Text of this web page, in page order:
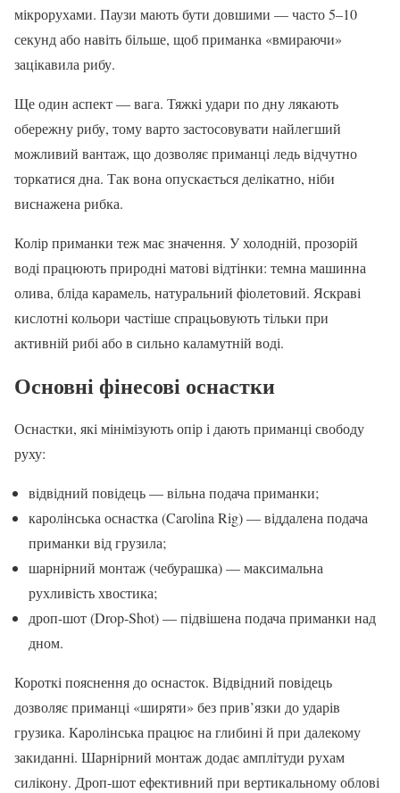
мікрорухами. Паузи мають бути довшими — часто 5–10
секунд або навіть більше, щоб приманка «вмираючи»
зацікавила рибу.
Ще один аспект — вага. Тяжкі удари по дну лякають
обережну рибу, тому варто застосовувати найлегший
можливий вантаж, що дозволяє приманці ледь відчутно
торкатися дна. Так вона опускається делікатно, ніби
виснажена рибка.
Колір приманки теж має значення. У холодній, прозорій
воді працюють природні матові відтінки: темна машинна
олива, бліда карамель, натуральний фіолетовий. Яскраві
кислотні кольори частіше спрацьовують тільки при
активній рибі або в сильно каламутній воді.
Основні фінесові оснастки
Оснастки, які мінімізують опір і дають приманці свободу
руху:
відвідний повідець — вільна подача приманки;
каролінська оснастка (Carolina Rig) — віддалена подача
приманки від грузила;
шарнірний монтаж (чебурашка) — максимальна
рухливість хвостика;
дроп-шот (Drop-Shot) — підвішена подача приманки над
дном.
Короткі пояснення до оснасток. Відвідний повідець
дозволяє приманці «ширяти» без прив’язки до ударів
грузика. Каролінська працює на глибині й при далекому
закиданні. Шарнірний монтаж додає амплітуди рухам
силікону. Дроп-шот ефективний при вертикальному облові